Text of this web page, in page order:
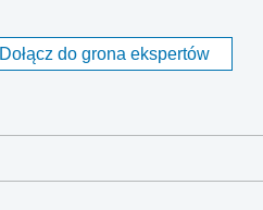
Dołącz do grona ekspertów